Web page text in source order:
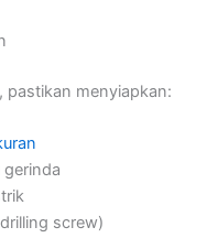
pastikan menyiapkan:
screw)